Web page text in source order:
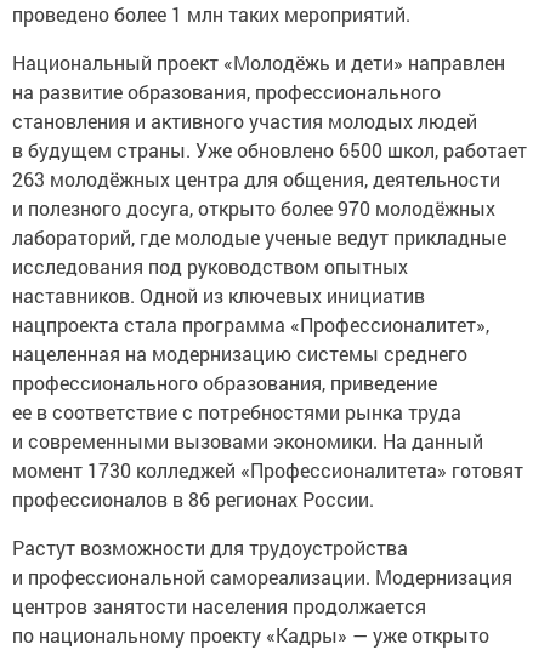
проведено более 1 млн таких мероприятий.
Национальный проект «Молодёжь и дети» направлен
на развитие образования, профессионального
становления и активного участия молодых людей
в будущем страны. Уже обновлено 6500 школ, работает
263 молодёжных центра для общения, деятельности
и полезного досуга, открыто более 970 молодёжных
лабораторий, где молодые ученые ведут прикладные
исследования под руководством опытных
наставников. Одной из ключевых инициатив
нацпроекта стала программа «Профессионалитет»,
нацеленная на модернизацию системы среднего
профессионального образования, приведение
ее в соответствие с потребностями рынка труда
и современными вызовами экономики. На данный
момент 1730 колледжей «Профессионалитета» готовят
профессионалов в 86 регионах России.
Растут возможности для трудоустройства
и профессиональной самореализации. Модернизация
центров занятости населения продолжается
по национальному проекту «Кадры» — уже открыто